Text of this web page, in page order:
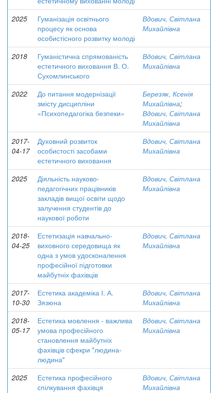
2025
Гуманізація освітнього
процесу як основа
особистісного розвитку молоді
Вдович, Світлана
Михайлівна
2018
Гуманістична спрямованість
естетичного виховання В. О.
Сухомлинського
Вдович, Світлана
Михайлівна
2022
До питання модернізації
змісту дисципліни
«Психопедагогіка безпеки»
Березяк, Ксенія
Михайлівна;
Вдович, Світлана
Михайлівна
2017-
04-17
Духовний розвиток
особистості засобами
естетичного виховання
Вдович, Світлана
Михайлівна
2025
Діяльність науково-
педагогічних працівників
закладів вищої освіти щодо
залучення студентів до
наукової роботи
Вдович, Світлана
Михайлівна
2018-
04-25
Естетизація навчально-
виховного середовища як
одна з умов удосконалення
професійної підготовки
майбутніх фахівців
Вдович, Світлана
Михайлівна
2017-
10-30
Естетика академіка І. А.
Зязюна
Вдович, Світлана
Михайлівна
2018-
05-17
Естетика мовлення - важлива
умова професійного
становлення майбутніх
фахівців сфекри "людина-
людина"
Вдович, Світлана
Михайлівна
2025
Естетика професійного
спілкування фахівця
Вдович, Світлана
Михайлівна